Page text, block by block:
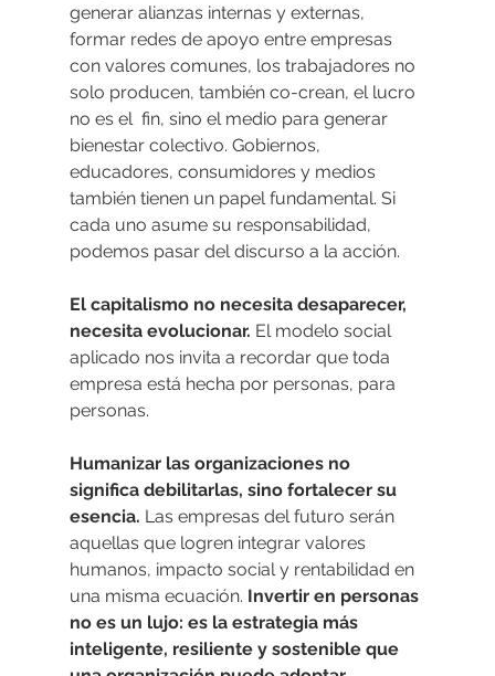
generar alianzas internas y externas,
formar redes de apoyo entre empresas
con valores comunes, los trabajadores no
solo producen, también co-crean, el lucro
no es el  fin, sino el medio para generar
bienestar colectivo. Gobiernos,
educadores, consumidores y medios
también tienen un papel fundamental. Si
cada uno asume su responsabilidad,
podemos pasar del discurso a la acción.
El capitalismo no necesita desaparecer,
necesita evolucionar. El modelo social
aplicado nos invita a recordar que toda
empresa está hecha por personas, para
personas.
Humanizar las organizaciones no
significa debilitarlas, sino fortalecer su
esencia. Las empresas del futuro serán
aquellas que logren integrar valores
humanos, impacto social y rentabilidad en
una misma ecuación. Invertir en personas
no es un lujo: es la estrategia más
inteligente, resiliente y sostenible que